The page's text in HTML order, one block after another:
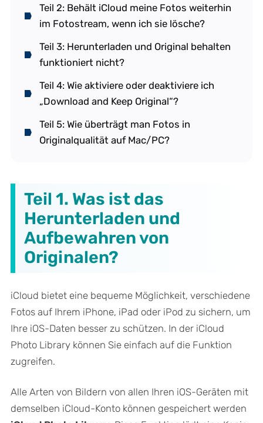
Teil 2: Behält iCloud meine Fotos weiterhin
im Fotostream, wenn ich sie lösche?
Teil 3: Herunterladen und Original behalten
funktioniert nicht?
Teil 4: Wie aktiviere oder deaktiviere ich
„Download and Keep Original“?
Teil 5: Wie überträgt man Fotos in
Originalqualität auf Mac/PC?
Teil 1. Was ist das
Herunterladen und
Aufbewahren von
Originalen?
iCloud bietet eine bequeme Möglichkeit, verschiedene
Fotos auf Ihrem iPhone, iPad oder iPod zu sichern, um
Ihre iOS-Daten besser zu schützen. In der iCloud
Photo Library können Sie einfach auf die Funktion
zugreifen.
Alle Arten von Bildern von allen Ihren iOS-Geräten mit
demselben iCloud-Konto können gespeichert werden